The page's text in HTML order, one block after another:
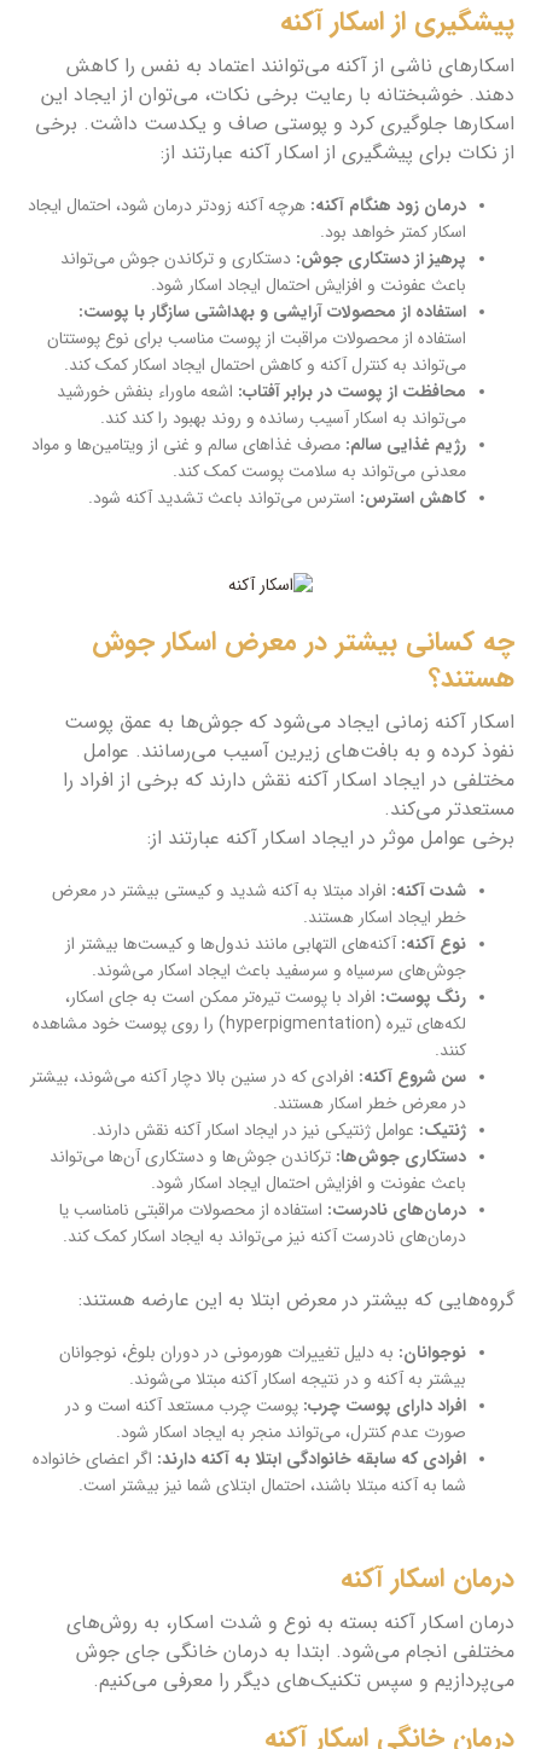
پیشگیری از اسکار آکنه
اسکارهای ناشی از آکنه می‌توانند اعتماد به نفس را کاهش
دهند. خوشبختانه با رعایت برخی نکات، می‌توان از ایجاد این
اسکارها جلوگیری کرد و پوستی صاف و یکدست داشت. برخی
از نکات برای پیشگیری از اسکار آکنه عبارتند از:
درمان زود هنگام آکنه: هرچه آکنه زودتر درمان شود، احتمال ایجاد
اسکار کمتر خواهد بود.
پرهیز از دستکاری جوش: دستکاری و ترکاندن جوش می‌تواند
باعث عفونت و افزایش احتمال ایجاد اسکار شود.
استفاده از محصولات آرایشی و بهداشتی سازگار با پوست:
استفاده از محصولات مراقبت از پوست مناسب برای نوع پوستتان
می‌تواند به کنترل آکنه و کاهش احتمال ایجاد اسکار کمک کند.
محافظت از پوست در برابر آفتاب: اشعه ماوراء بنفش خورشید
می‌تواند به اسکار آسیب رسانده و روند بهبود را کند کند.
رژیم غذایی سالم: مصرف غذاهای سالم و غنی از ویتامین‌ها و مواد
معدنی می‌تواند به سلامت پوست کمک کند.
کاهش استرس: استرس می‌تواند باعث تشدید آکنه شود.
چه کسانی بیشتر در معرض اسکار جوش
هستند؟
اسکار آکنه زمانی ایجاد می‌شود که جوش‌ها به عمق پوست
نفوذ کرده و به بافت‌های زیرین آسیب می‌رسانند. عوامل
مختلفی در ایجاد اسکار آکنه نقش دارند که برخی از افراد را
مستعدتر می‌کند.
برخی عوامل موثر در ایجاد اسکار آکنه عبارتند از:
شدت آکنه: افراد مبتلا به آکنه شدید و کیستی بیشتر در معرض
خطر ایجاد اسکار هستند.
نوع آکنه:آکنه‌های التهابی مانند ندول‌ها و کیست‌ها بیشتر از
جوش‌های سرسیاه و سرسفید باعث ایجاد اسکار می‌شوند.
رنگ پوست: افراد با پوست تیره‌تر ممکن است به جای اسکار،
لکه‌های تیره (hyperpigmentation) را روی پوست خود مشاهده
کنند.
سن شروع آکنه: افرادی که در سنین بالا دچار آکنه می‌شوند، بیشتر
در معرض خطر اسکار هستند.
ژنتیک: عوامل ژنتیکی نیز در ایجاد اسکار آکنه نقش دارند.
دستکاری جوش‌ها: ترکاندن جوش‌ها و دستکاری آن‌ها می‌تواند
باعث عفونت و افزایش احتمال ایجاد اسکار شود.
درمان‌های نادرست: استفاده از محصولات مراقبتی نامناسب یا
درمان‌های نادرست آکنه نیز می‌تواند به ایجاد اسکار کمک کند.
گروه‌هایی که بیشتر در معرض ابتلا به این عارضه هستند:
نوجوانان: به دلیل تغییرات هورمونی در دوران بلوغ، نوجوانان
بیشتر به آکنه و در نتیجه اسکار آکنه مبتلا می‌شوند.
افراد دارای پوست چرب: پوست چرب مستعد آکنه است و در
صورت عدم کنترل، می‌تواند منجر به ایجاد اسکار شود.
افرادی که سابقه خانوادگی ابتلا به آکنه دارند: اگر اعضای خانواده
شما به آکنه مبتلا باشند، احتمال ابتلای شما نیز بیشتر است.
درمان اسکار آکنه
درمان اسکار آکنه بسته به نوع و شدت اسکار، به روش‌های
مختلفی انجام می‌شود. ابتدا به درمان خانگی جای جوش
می‌پردازیم و سپس تکنیک‌های دیگر را معرفی می‌کنیم.
درمان خانگی اسکار آکنه